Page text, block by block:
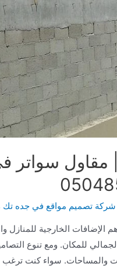
سواتر
شركة تصميم مواقع في جده تك
الخارجية للمنازل
للمكان. ومع تنوع
والمساحات. سواء كنت